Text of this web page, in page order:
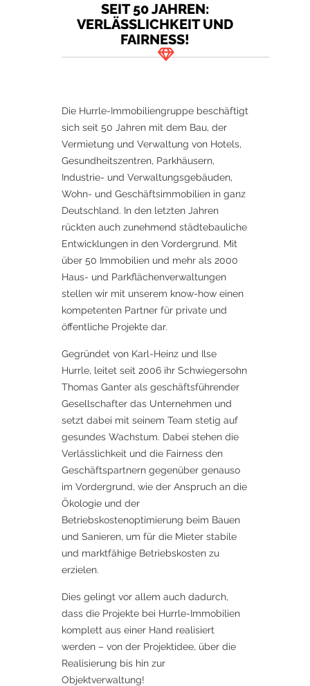
SEIT 50 JAHREN:
VERLÄSSLICHKEIT UND
FAIRNESS!
Die Hurrle-Immobiliengruppe beschäftigt
sich seit 50 Jahren mit dem Bau, der
Vermietung und Verwaltung von Hotels,
Gesundheitszentren, Parkhäusern,
Industrie- und Verwaltungsgebäuden,
Wohn- und Geschäftsimmobilien in ganz
Deutschland. In den letzten Jahren
rückten auch zunehmend städtebauliche
Entwicklungen in den Vordergrund. Mit
über 50 Immobilien und mehr als 2000
Haus- und Parkflächenverwaltungen
stellen wir mit unserem know-how einen
kompetenten Partner für private und
öffentliche Projekte dar.
Gegründet von Karl-Heinz und Ilse
Hurrle, leitet seit 2006 ihr Schwiegersohn
Thomas Ganter als geschäftsführender
Gesellschafter das Unternehmen und
setzt dabei mit seinem Team stetig auf
gesundes Wachstum. Dabei stehen die
Verlässlichkeit und die Fairness den
Geschäftspartnern gegenüber genauso
im Vordergrund, wie der Anspruch an die
Ökologie und der
Betriebskostenoptimierung beim Bauen
und Sanieren, um für die Mieter stabile
und marktfähige Betriebskosten zu
erzielen.
Dies gelingt vor allem auch dadurch,
dass die Projekte bei Hurrle-Immobilien
komplett aus einer Hand realisiert
werden – von der Projektidee, über die
Realisierung bis hin zur
Objektverwaltung!